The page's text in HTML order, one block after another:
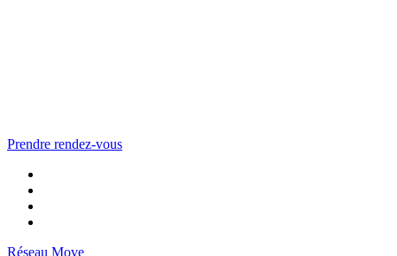
Prendre rendez-vous
Réseau Move